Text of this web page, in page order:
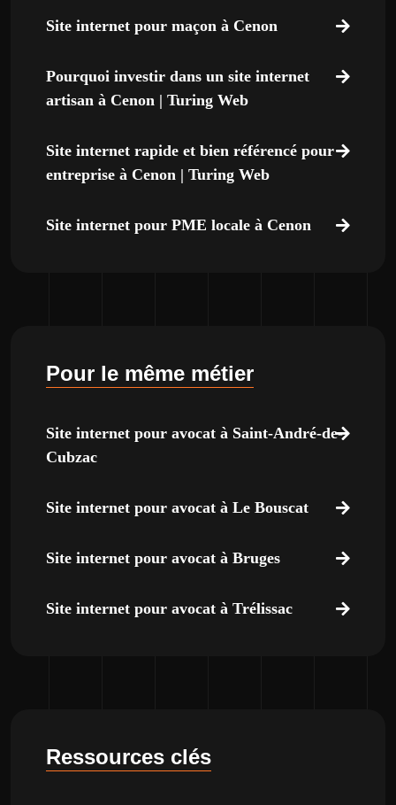
Site internet pour maçon à Cenon
Pourquoi investir dans un site internet
artisan à Cenon | Turing Web
Site internet rapide et bien référencé pour
entreprise à Cenon | Turing Web
Site internet pour PME locale à Cenon
Pour le même métier
Site internet pour avocat à Saint-André-de-
Cubzac
Site internet pour avocat à Le Bouscat
Site internet pour avocat à Bruges
Site internet pour avocat à Trélissac
Ressources clés